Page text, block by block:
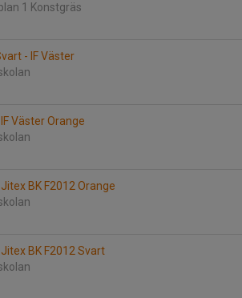
1 Konstgräs
- IF Väster
IF Väster Orange
Jitex BK F2012 Orange
Jitex BK F2012 Svart